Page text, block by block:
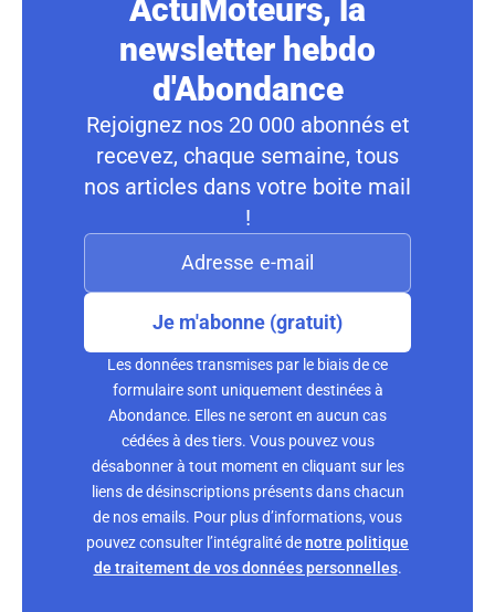
ActuMoteurs, la
newsletter hebdo
d'Abondance
Rejoignez nos 20 000 abonnés et
recevez, chaque semaine, tous
nos articles dans votre boite mail
!
Je m'abonne (gratuit)
Les données transmises par le biais de ce
formulaire sont uniquement destinées à
Abondance. Elles ne seront en aucun cas
cédées à des tiers. Vous pouvez vous
désabonner à tout moment en cliquant sur les
liens de désinscriptions présents dans chacun
de nos emails. Pour plus d’informations, vous
pouvez consulter l’intégralité denotre politique
de traitement de vos données personnelles.